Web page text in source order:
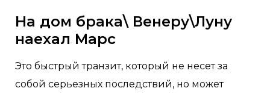
На дом брака\ Венеру\Луну
наехал Марс
Это быстрый транзит, который не несет за
собой серьезных последствий, но может